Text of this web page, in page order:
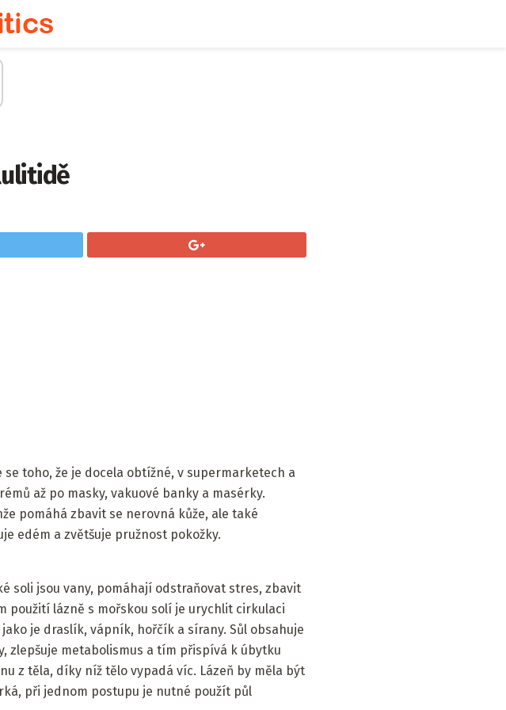
toho, že je docela obtížné, v supermarketech a
až po masky, vakuové banky a masérky.
pomáhá zbavit se nerovná kůže, ale také
edém a zvětšuje pružnost pokožky.
soli jsou vany, pomáhají odstraňovat stres, zbavit
použití lázně s mořskou solí je urychlit cirkulaci
je draslík, vápník, hořčík a sírany. Sůl obsahuje
zlepšuje metabolismus a tím přispívá k úbytku
z těla, díky níž tělo vypadá víc. Lázeň by měla být
při jednom postupu je nutné použít půl